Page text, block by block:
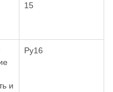
15
и
Ру16